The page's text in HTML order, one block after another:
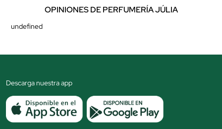
OPINIONES DE PERFUMERÍA JÚLIA
undefined
Descarga nuestra app